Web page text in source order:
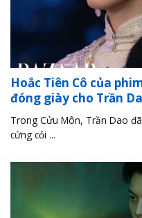
Hoắc Tiên Cô của
đóng giày cho Trần
Trong Cửu Môn, Trần Dao
cứng cỏi ...